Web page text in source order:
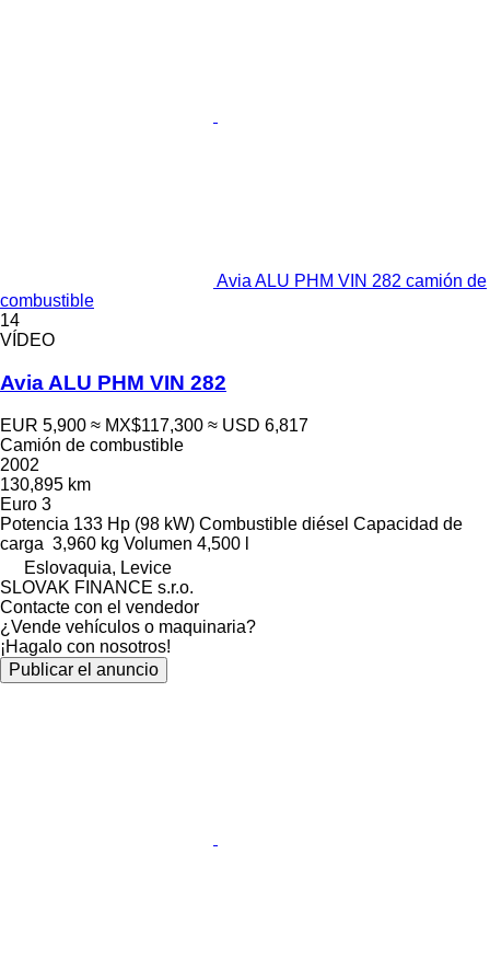
Avia ALU PHM VIN 282 camión de
combustible
14
VÍDEO
Avia ALU PHM VIN 282
EUR 5,900 ≈ MX$117,300 ≈ USD 6,817
Camión de combustible
2002
130,895 km
Euro 3
Potencia 133 Hp (98 kW) Combustible diésel Capacidad de
carga 3,960 kg Volumen 4,500 l
Eslovaquia, Levice
SLOVAK FINANCE s.r.o.
Contacte con el vendedor
¿Vende vehículos o maquinaria?
¡Hagalo con nosotros!
Publicar el anuncio